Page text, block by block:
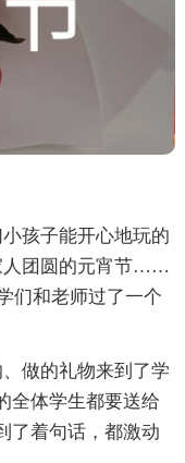
孩子能开心地玩的
人团圆的元宵节……
们和老师过了一个
做的礼物来到了学
全体学生都要送给
了着句话，都激动